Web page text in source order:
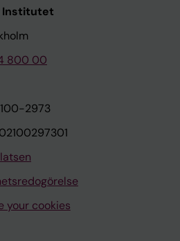
Institutet
800 00
2973
your cookies